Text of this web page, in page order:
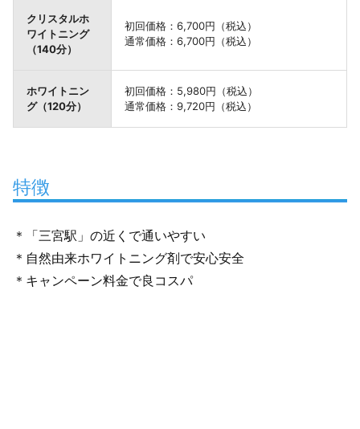
クリスタルホ
ワイトニング
（140分）
初回価格：6,700円（税込）
通常価格：6,700円（税込）
ホワイトニン
グ（120分）
初回価格：5,980円（税込）
通常価格：9,720円（税込）
特徴
＊「三宮駅」の近くで通いやすい
＊自然由来ホワイトニング剤で安心安全
＊キャンペーン料金で良コスパ